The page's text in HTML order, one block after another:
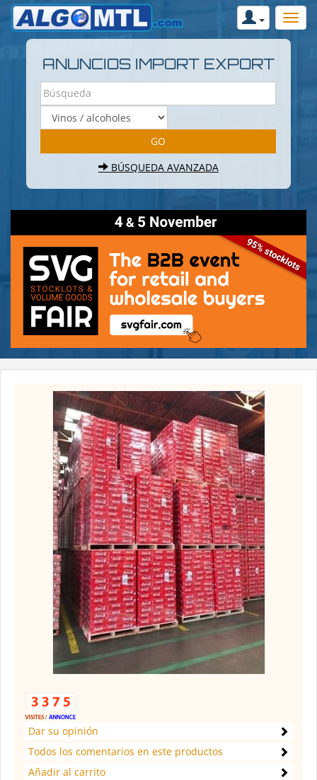
ANUNCIOS IMPORT EXPORT
BÚSQUEDA AVANZADA
Dar su opinión
Todos los comentarios en este productos
Añadir al carrito